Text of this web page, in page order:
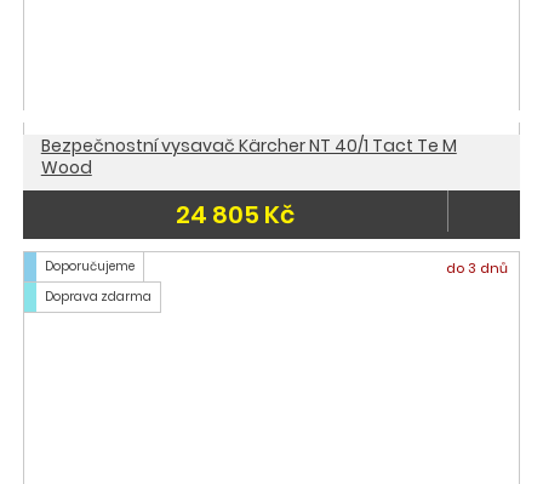
Bezpečnostní vysavač Kärcher NT 40/1 Tact Te M
Wood
24 805 Kč
Doporučujeme
Doprava zdarma
do 3 dnů